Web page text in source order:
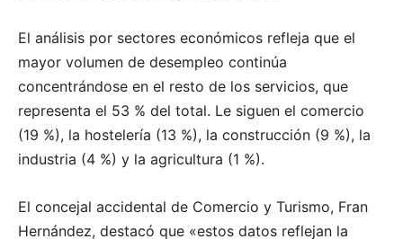
El análisis por sectores económicos refleja que el
mayor volumen de desempleo continúa
concentrándose en el resto de los servicios, que
representa el 53 % del total. Le siguen el comercio
(19 %), la hostelería (13 %), la construcción (9 %), la
industria (4 %) y la agricultura (1 %).
El concejal accidental de Comercio y Turismo, Fran
Hernández, destacó que «estos datos reflejan la